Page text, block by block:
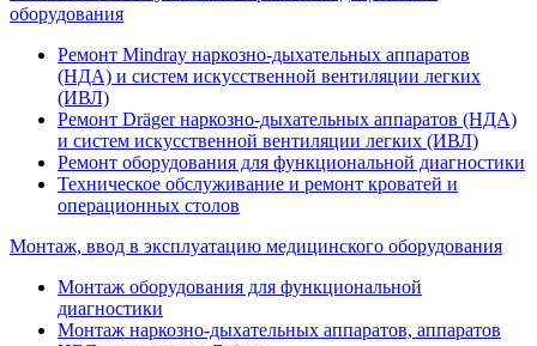
оборудования
Ремонт Mindray наркозно-дыхательных аппаратов
(НДА) и систем искусственной вентиляции легких
(ИВЛ)
Ремонт Dräger наркозно-дыхательных аппаратов (НДА)
и систем искусственной вентиляции легких (ИВЛ)
Ремонт оборудования для функциональной диагностики
Техническое обслуживание и ремонт кроватей и
операционных столов
Монтаж, ввод в эксплуатацию медицинского оборудования
Монтаж оборудования для функциональной
диагностики
Монтаж наркозно-дыхательных аппаратов, аппаратов